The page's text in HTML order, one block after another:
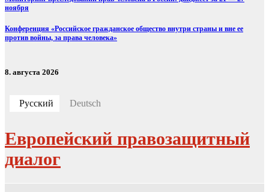
ноября
Конференция «Российское гражданское общество внутри страны и вне ее
против войны, за права человека»
8. августа 2026
Русский Deutsch
Европейский правозащитный
диалог